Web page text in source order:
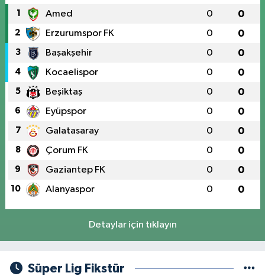
1 Amed 0 0
2 Erzurumspor FK 0 0
3 Başakşehir 0 0
4 Kocaelispor 0 0
5 Beşiktaş 0 0
6 Eyüpspor 0 0
7 Galatasaray 0 0
8 Çorum FK 0 0
9 Gaziantep FK 0 0
10 Alanyaspor 0 0
Detaylar için tıklayın
Süper Lig Fikstür